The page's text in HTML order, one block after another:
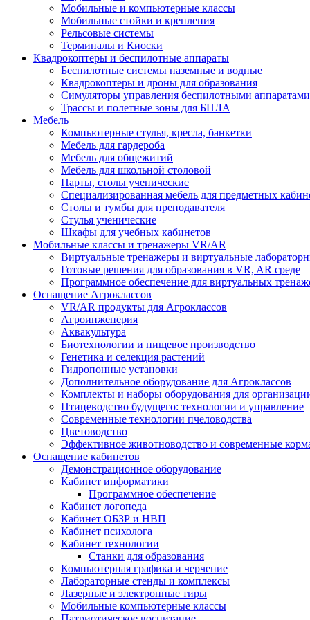
Мобильные и компьютерные классы
Мобильные стойки и крепления
Рельсовые системы
Терминалы и Киоски
Квадрокоптеры и беспилотные аппараты
Беспилотные системы наземные и водные
Квадрокоптеры и дроны для образования
Симуляторы управления беспилотными аппаратами
Трассы и полетные зоны для БПЛА
Мебель
Компьютерные стулья, кресла, банкетки
Мебель для гардероба
Мебель для общежитий
Мебель для школьной столовой
Парты, столы ученические
Специализированная мебель для предметных
Столы и тумбы для преподавателя
Стулья ученические
Шкафы для учебных кабинетов
Мобильные классы и тренажеры VR/AR
Виртуальные тренажеры и виртуальные
Готовые решения для образования в VR, AR среде
Программное обеспечение для виртуальных
Оснащение Агроклассов
VR/AR продукты для Агроклассов
Агроинженерия
Аквакультура
Биотехнологии и пищевое производство
Генетика и селекция растений
Гидропонные установки
Дополнительное оборудование для Агроклассов
Комплекты и наборы оборудования для
Птицеводство будущего: технологии и управление
Современные технологии пчеловодства
Цветоводство
Эффективное животноводство и современные
Оснащение кабинетов
Демонстрационное оборудование
Кабинет информатики
Программное обеспечение
Кабинет логопеда
Кабинет ОБЗР и НВП
Кабинет психолога
Кабинет технологии
Станки для образования
Компьютерная графика и черчение
Лабораторные стенды и комплексы
Лазерные и электронные тиры
Мобильные компьютерные классы